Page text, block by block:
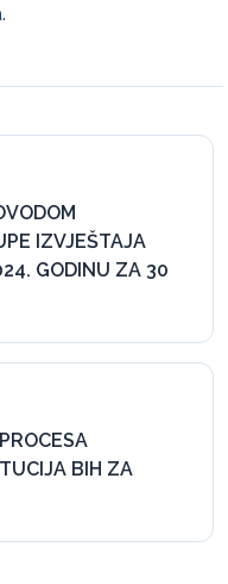
.
IZVJEŠTAJA
GODINU ZA 30
BIH ZA